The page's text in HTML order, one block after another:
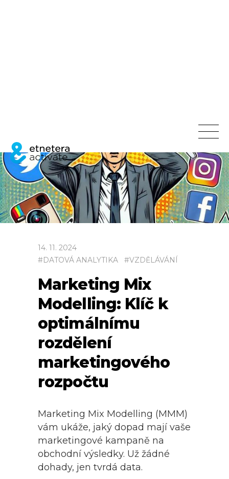
14. 11. 2024
#DATOVÁ ANALYTIKA #VZDĚLÁVÁNÍ
Marketing Mix
Modelling: Klíč k
optimálnímu
rozdělení
marketingového
rozpočtu
Marketing Mix Modelling (MMM)
vám ukáže, jaký dopad mají vaše
marketingové kampaně na
obchodní výsledky. Už žádné
dohady, jen tvrdá data.